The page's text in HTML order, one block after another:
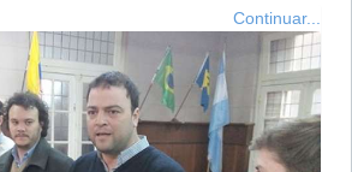
Continuar...